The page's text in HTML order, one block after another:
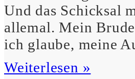
Und das Schicksal
allemal. Mein
ich glaube, meine
Weiterlesen »